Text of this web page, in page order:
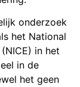
onderzoek
het National
in het
in de
het geen